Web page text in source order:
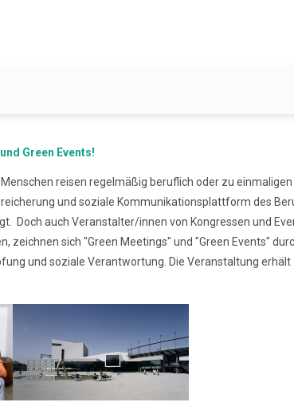
Green Events!
reisen regelmäßig beruflich oder zu
und soziale Kommunikationsplattform des
Doch auch Veranstalter/innen von Kongressen und
sich "Green Meetings" und "Green Events"
und soziale Verantwortung. Die Veranstaltung